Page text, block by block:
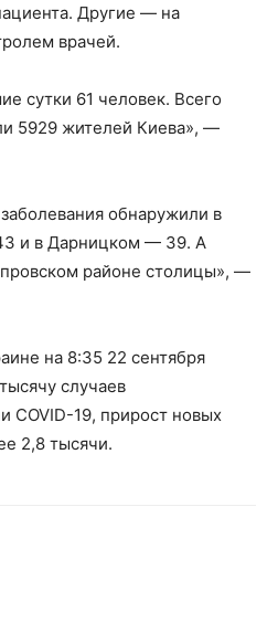
Другие — на
врачей.
сутки 61 человек. Всего
5929 жителей Киева», —
обнаружили в
и в Дарницком — 39. А
районе столицы», —
на 8:35 22 сентября
случаев
COVID-19, прирост новых
2,8 тысячи.